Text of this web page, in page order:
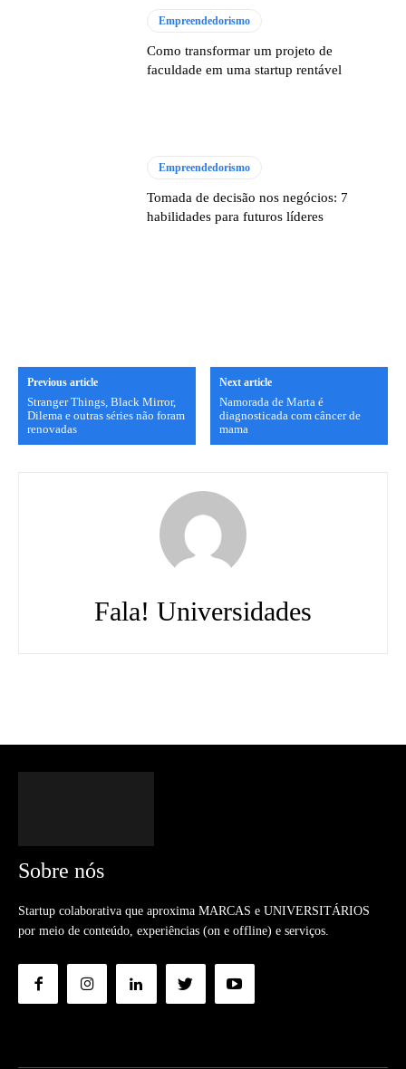
Empreendedorismo
Como transformar um projeto de
faculdade em uma startup rentável
Empreendedorismo
Tomada de decisão nos negócios: 7
habilidades para futuros líderes
Previous article
Stranger Things, Black Mirror,
Dilema e outras séries não foram
renovadas
Next article
Namorada de Marta é
diagnosticada com câncer de
mama
Fala! Universidades
Sobre nós
Startup colaborativa que aproxima MARCAS e UNIVERSITÁRIOS
por meio de conteúdo, experiências (on e offline) e serviços.